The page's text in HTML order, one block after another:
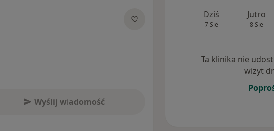
Wyślij wiadomość
Dziś
7 Sie
Jutro
8 Sie
Ta klinika nie
wizyt